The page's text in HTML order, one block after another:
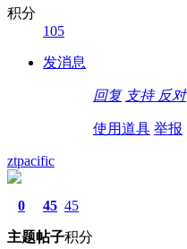
积分
105
发消息
回复 支持 反对
使用道具 举报
ztpacific
0
主题
45
帖子
45
积分